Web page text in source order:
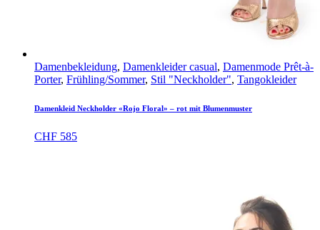
Damenbekleidung, Damenkleider casual, Damenmode Prêt-à-
Porter, Frühling/Sommer, Stil "Neckholder", Tangokleider
Damenkleid Neckholder «Rojo Floral» – rot mit Blumenmuster
CHF 585